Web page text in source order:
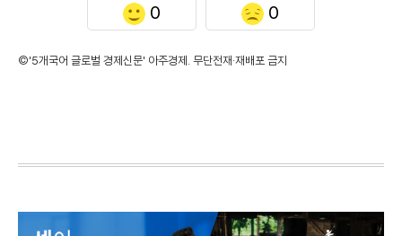
0 0
©'5개국어 글로벌 경제신문' 아주경제. 무단전재·재배포 금지